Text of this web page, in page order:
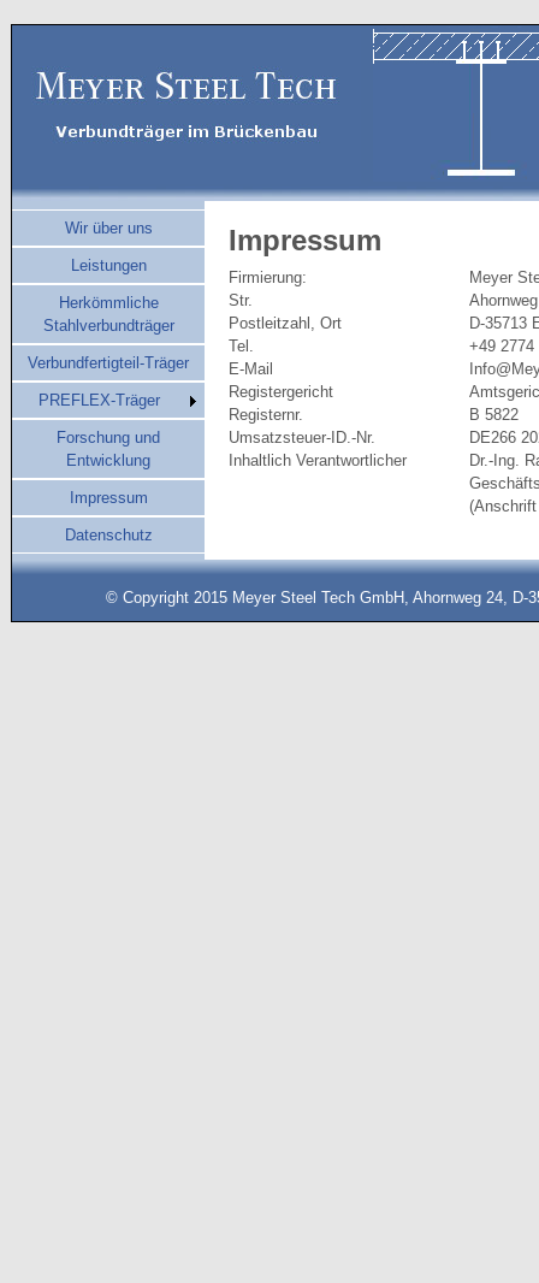
Wir über uns
Leistungen
Herkömmliche
Stahlverbundträger
Verbundfertigteil-Träger
PREFLEX-Träger
Forschung und
Entwicklung
Impressum
Datenschutz
Impressum
Firmierung:
Meyer
Str.
Postleitzahl, Ort
D-35713
Tel.
+49 2774
E-Mail
Registergericht
Registernr.
B 5822
Umsatzsteuer-ID.-Nr.
DE266
Inhaltlich Verantwortlicher
Dr.-Ing.
© Copyright 2015 Meyer Steel Tech GmbH, Ahornweg 24, D-